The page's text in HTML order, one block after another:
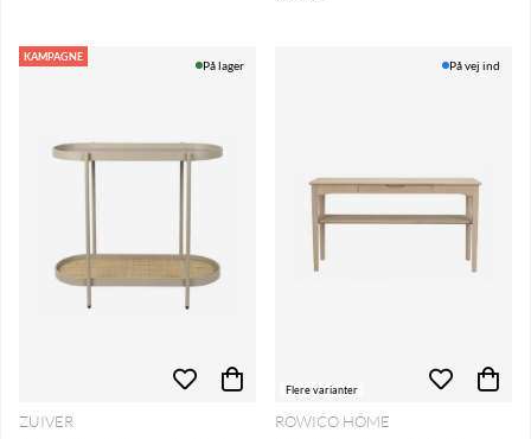
KAMPAGNE
På lager
ZUIVER
Flere varianter
På vej ind
ROWICO HOME